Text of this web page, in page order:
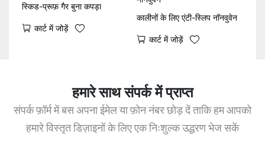
स्किड-प्रूफ़ गैर बुना कपड़ा
कार्ट में जोड़ें
कालीनों के लिए एंटी-स्लिप नॉनवुवेन
कार्ट में जोड़ें
हमारे साथ संपर्क में प्राप्त
संपर्क फ़ॉर्म में बस अपना ईमेल या फ़ोन नंबर छोड़ दें ताकि हम आपको
हमारे विस्तृत डिज़ाइनों के लिए एक निःशुल्क उद्धरण भेज सकें